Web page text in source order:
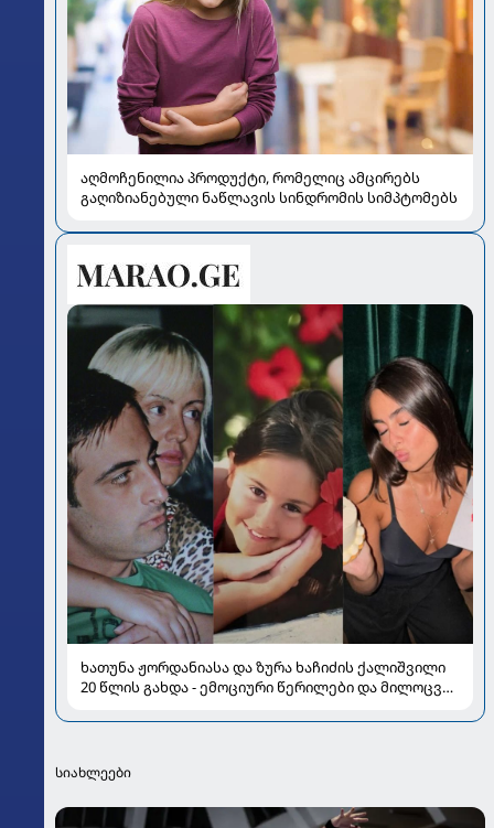
აღმოჩენილია პროდუქტი, რომელიც ამცირებს
გაღიზიანებული ნაწლავის სინდრომის სიმპტომებს
ხათუნა ჟორდანიასა და ზურა ხაჩიძის ქალიშვილი
20 წლის გახდა - ემოციური წერილები და მილოცვა
სიახლეები